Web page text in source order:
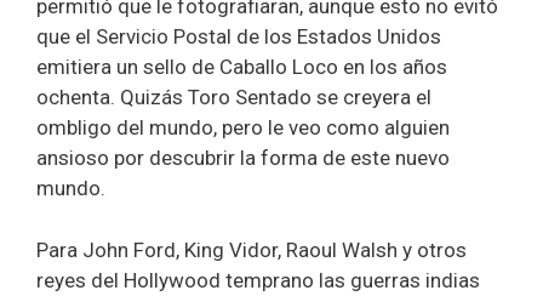
permitió que le fotografiaran, aunque esto no evitó
que el Servicio Postal de los Estados Unidos
emitiera un sello de Caballo Loco en los años
ochenta. Quizás Toro Sentado se creyera el
ombligo del mundo, pero le veo como alguien
ansioso por descubrir la forma de este nuevo
mundo.
Para John Ford, King Vidor, Raoul Walsh y otros
reyes del Hollywood temprano las guerras indias